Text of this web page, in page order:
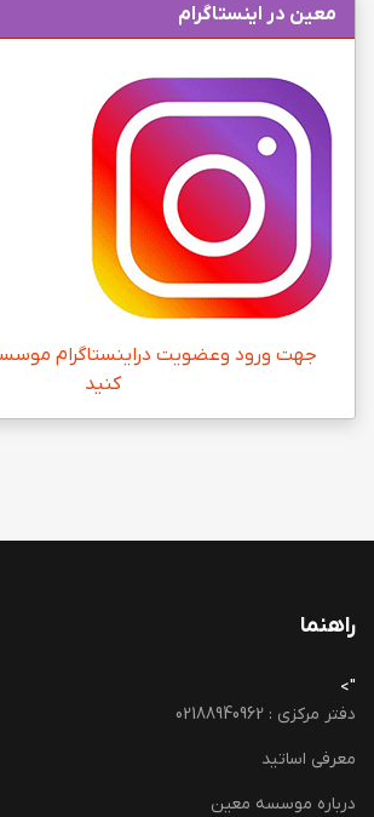
معین در اینستاگرام
جهت ورود وعضویت دراینستاگرام
کنید
راهنما
">
دفتر مرکزی : 02188940962
معرفی اساتید
درباره موسسه معین